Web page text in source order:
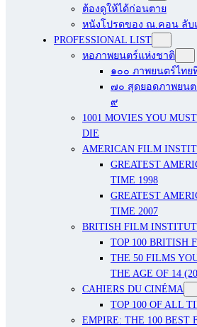
ต้องดูให้ได้ก่อนตาย
หนังโปรดของ ณ.คอน ลับ
PROFESSIONAL LIST
หอภาพยนตร์แห่งชาติ
๑๐๐ ภาพยนตร์ไทย
๗๐ สุดยอดภาพยน
๙
1001 MOVIES YOU
DIE
AMERICAN FILM
GREATEST
TIME 1998
GREATEST
TIME 2007
BRITISH FILM
TOP 100 BRITISH
THE 50 FILMS
THE AGE OF 14
CAHIERS DU CINÉMA
TOP 100 OF ALL
EMPIRE: THE 100 BEST